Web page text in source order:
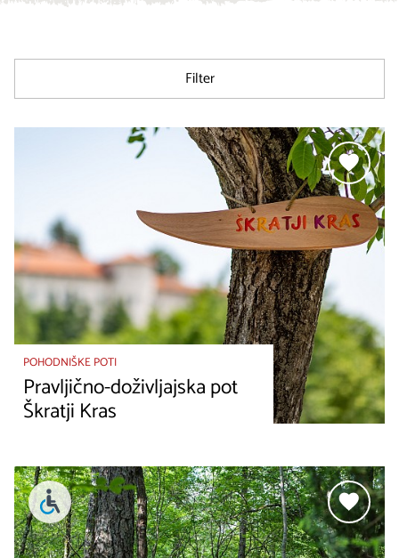
Filter
POHODNIŠKE POTI
Pravljično-doživljajska pot
Škratji Kras